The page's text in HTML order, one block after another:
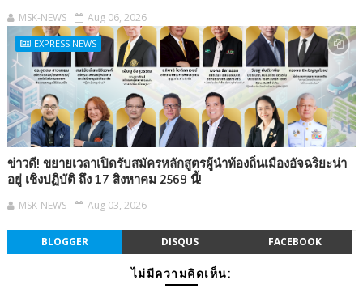
MSK-NEWS Aug 06, 2026
EXPRESS NEWS
ข่าวดี! ขยายเวลาเปิดรับสมัครหลักสูตรผู้นำท้องถิ่นเมืองอัจฉริยะน่า
อยู่ เชิงปฏิบัติ ถึง 17 สิงหาคม 2569 นี้!
MSK-NEWS Aug 03, 2026
BLOGGER DISQUS FACEBOOK
ไม่มีความคิดเห็น: